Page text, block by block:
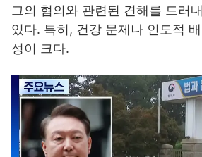
그의 혐의와 관련된 견해를 드러
있다. 특히, 건강 문제나 인도적
성이 크다.